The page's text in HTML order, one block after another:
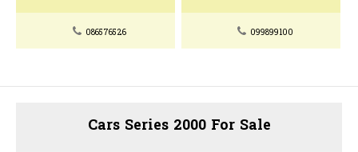
086576526 099899100
Cars Series 2000 For Sale